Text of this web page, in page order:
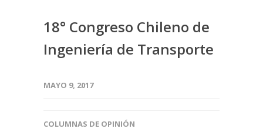
18° Congreso Chileno de
Ingeniería de Transporte
MAYO 9, 2017
COLUMNAS DE OPINIÓN